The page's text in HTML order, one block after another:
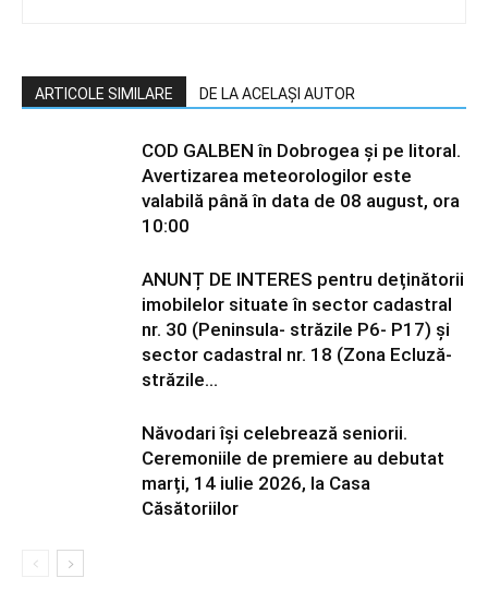
ARTICOLE SIMILARE DE LA ACELAȘI AUTOR
COD GALBEN în Dobrogea și pe litoral.
Avertizarea meteorologilor este
valabilă până în data de 08 august, ora
10:00
ANUNȚ DE INTERES pentru deținătorii
imobilelor situate în sector cadastral
nr. 30 (Peninsula- străzile P6- P17) și
sector cadastral nr. 18 (Zona Ecluză-
străzile...
Năvodari își celebrează seniorii.
Ceremoniile de premiere au debutat
marți, 14 iulie 2026, la Casa
Căsătoriilor